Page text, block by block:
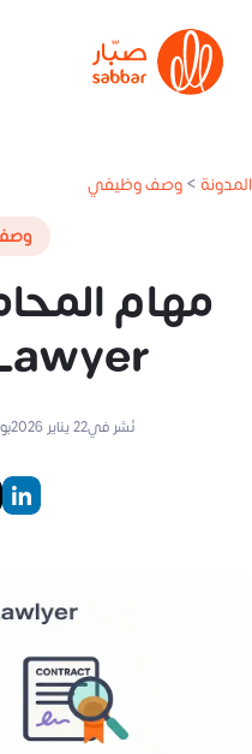
المدونة>وصف وظيفي
مهام
نُشر في22 يناير 2026